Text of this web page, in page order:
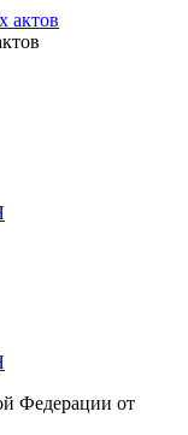
Федерации от